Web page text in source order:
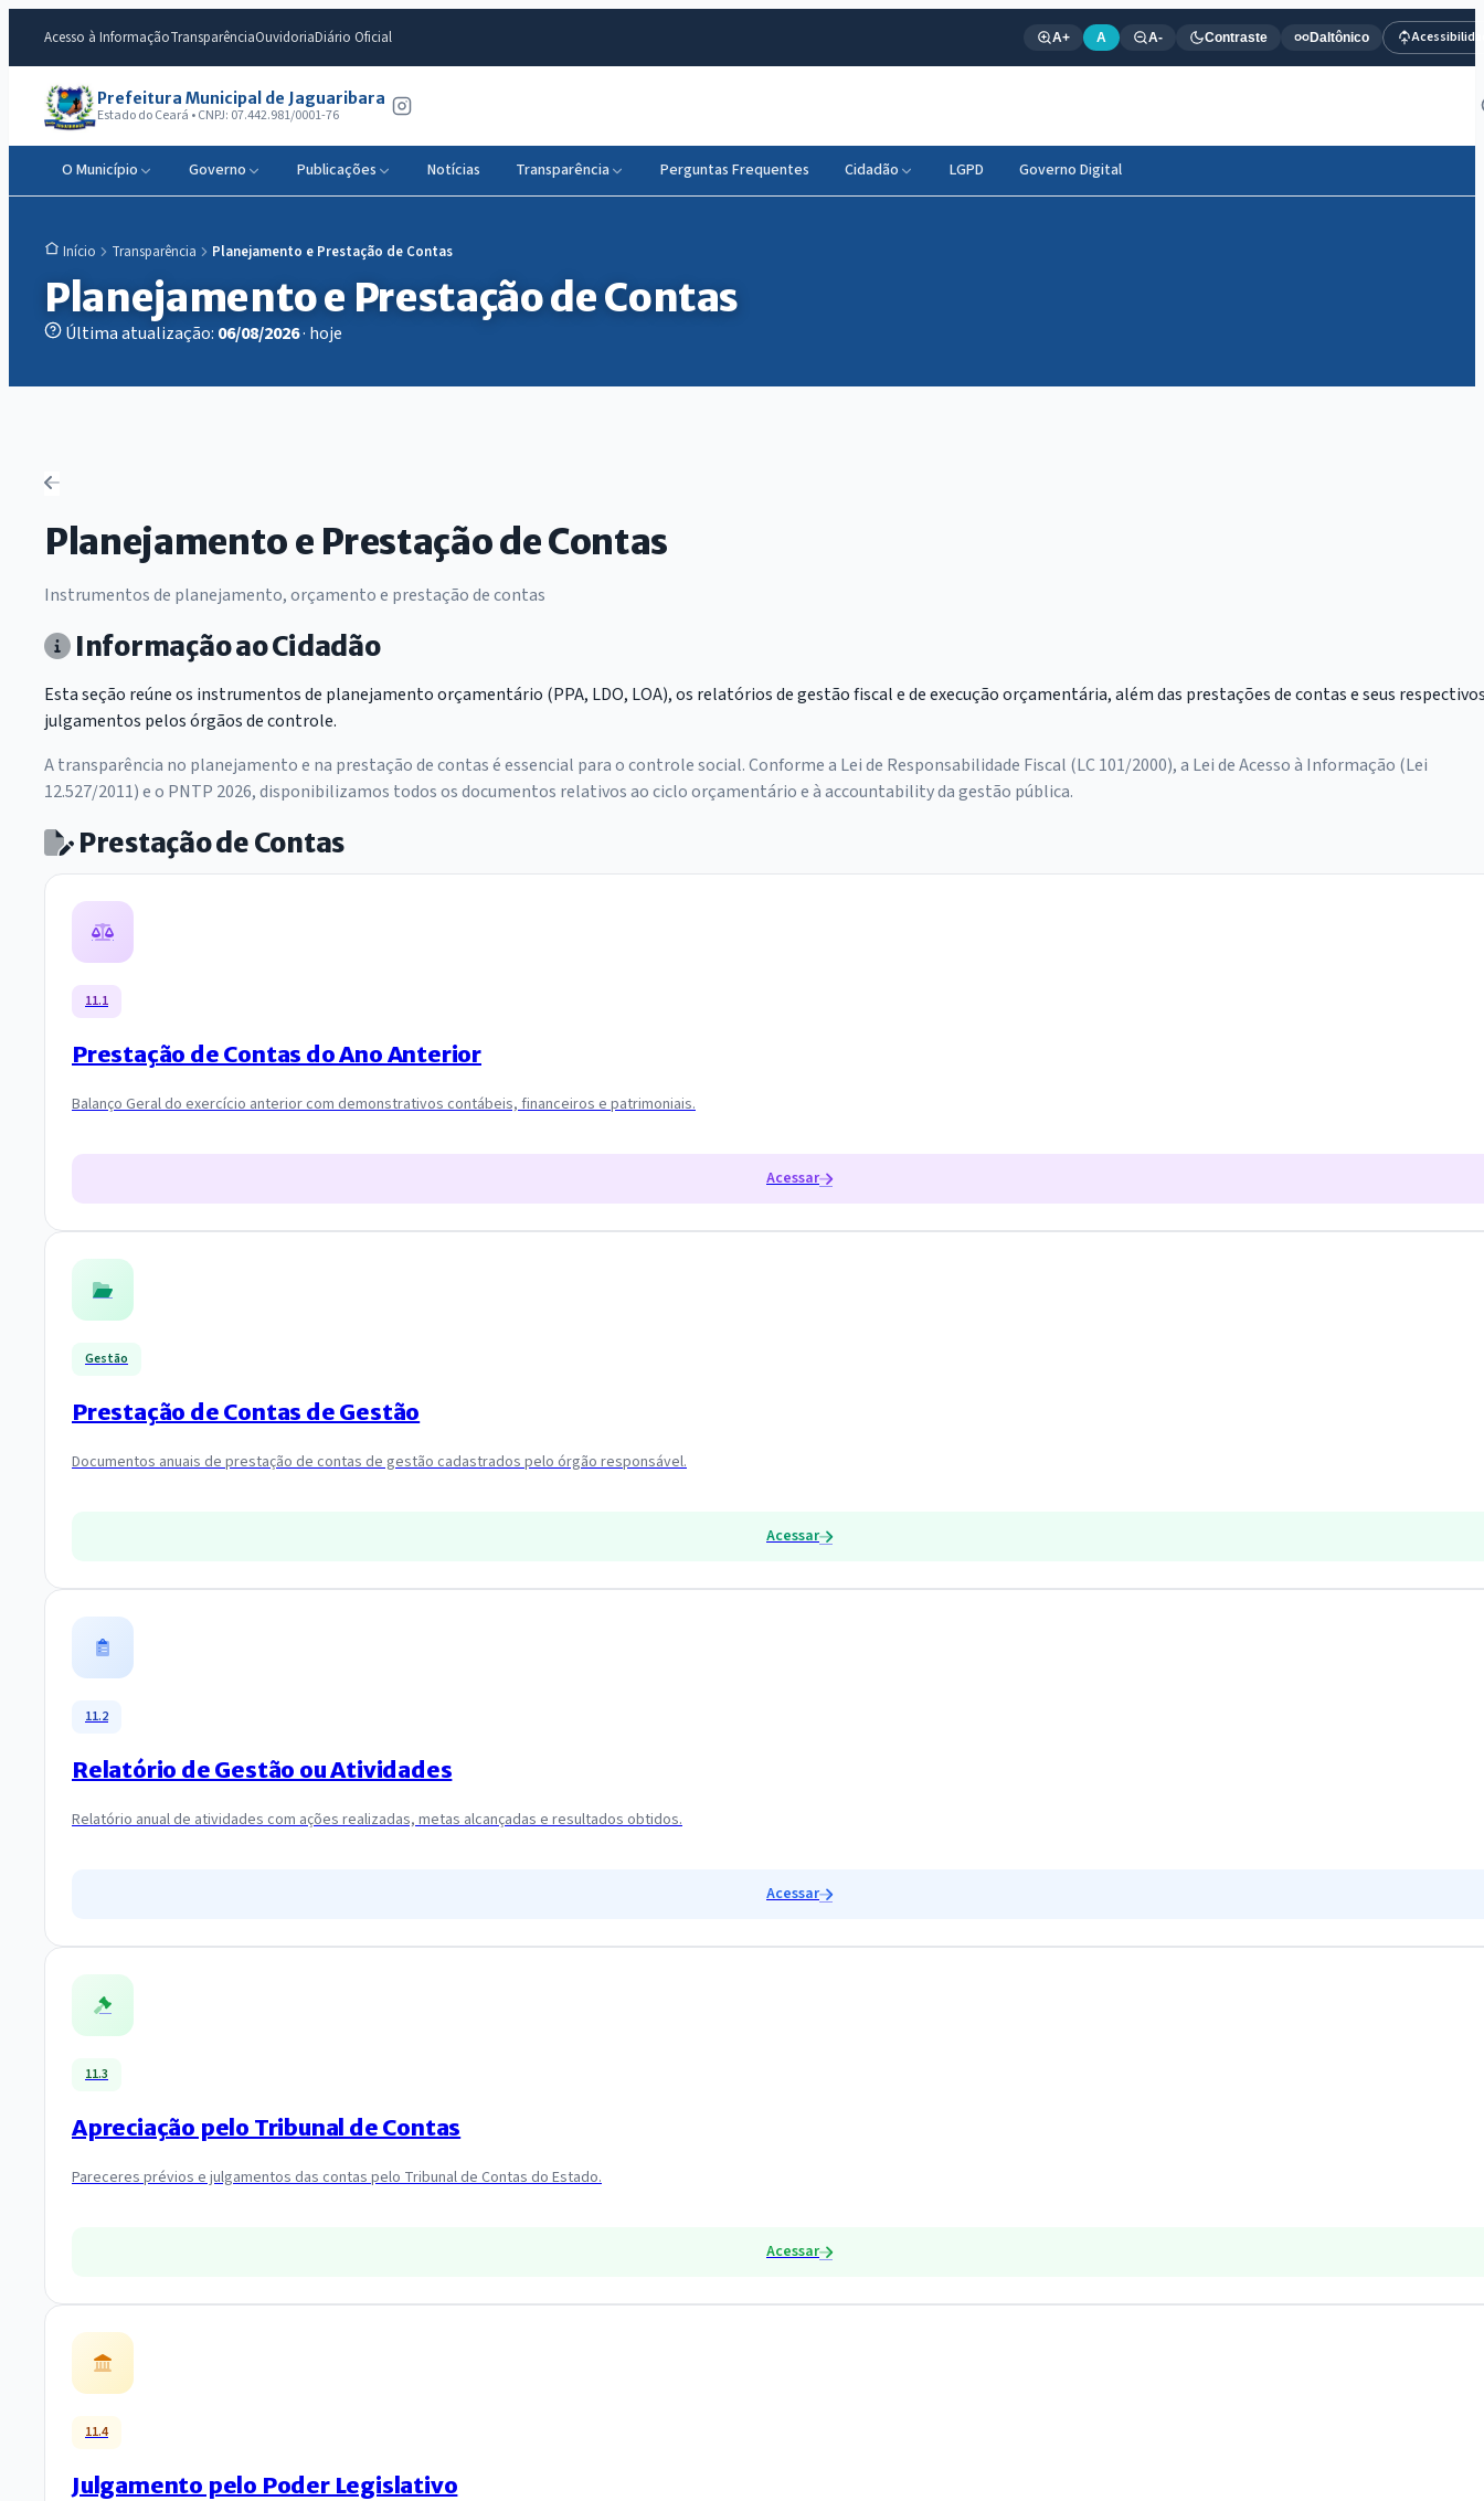
Acesso à InformaçãoTransparênciaOuvidoriaDiário Oficial A+ A A- Contraste Daltônico
Prefeitura Municipal de Jaguaribara
Estado do Ceará • CNPJ: 07.442.981/0001-76
O Município Governo Publicações Notícias Transparência Perguntas Frequentes Cidadão LGPD Governo Digital
Início Transparência Planejamento e Prestação de Contas
Planejamento e Prestação de Contas
Última atualização: 06/08/2026· hoje
Planejamento e Prestação de Contas
Instrumentos de planejamento, orçamento e prestação de contas
Informação ao Cidadão
Esta seção reúne os instrumentos de planejamento orçamentário (PPA, LDO, LOA), os relatórios de gestão fiscal e de execução orçamentária, além das prestações de contas e seus
julgamentos pelos órgãos de controle.
A transparência no planejamento e na prestação de contas é essencial para o controle social. Conforme a Lei de Responsabilidade Fiscal (LC 101/2000), a Lei de Acesso à Informação (Lei
12.527/2011) e o PNTP 2026, disponibilizamos todos os documentos relativos ao ciclo orçamentário e à accountability da gestão pública.
Prestação de Contas
11.1
Prestação de Contas do Ano Anterior
Balanço Geral do exercício anterior com demonstrativos contábeis, financeiros e patrimoniais.
Acessar
Gestão
Prestação de Contas de Gestão
Documentos anuais de prestação de contas de gestão cadastrados pelo órgão responsável.
Acessar
11.2
Relatório de Gestão ou Atividades
Relatório anual de atividades com ações realizadas, metas alcançadas e resultados obtidos.
Acessar
11.3
Apreciação pelo Tribunal de Contas
Pareceres prévios e julgamentos das contas pelo Tribunal de Contas do Estado.
Acessar
11.4
Julgamento pelo Poder Legislativo